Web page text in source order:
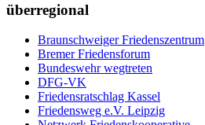
überregional
Braunschweiger Friedenszentrum
Bremer Friedensforum
Bundeswehr wegtreten
DFG-VK
Friedensratschlag Kassel
Friedensweg e.V. Leipzig